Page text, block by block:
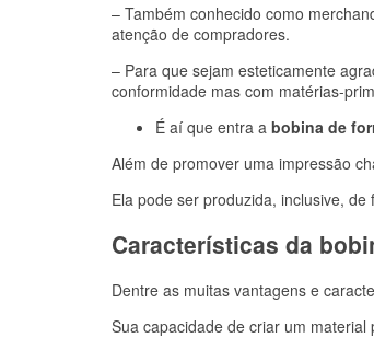
– Também conhecido como
atenção de compradores.
– Para que sejam esteticamente
conformidade mas com matérias-
É aí que entra a bobina de
Além de promover uma impressão
Ela pode ser produzida, inclusive,
Características da
Dentre as muitas vantagens e
Sua capacidade de criar um